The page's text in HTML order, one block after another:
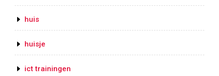
huis
huisje
ict trainingen